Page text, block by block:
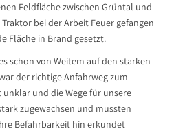
Feldfläche zwischen Grüntal und
bei der Arbeit Feuer gefangen
Fläche in Brand gesetzt.
schon von Weitem auf den starken
der richtige Anfahrweg zum
und die Wege für unsere
zugewachsen und mussten
Befahrbarkeit hin erkundet